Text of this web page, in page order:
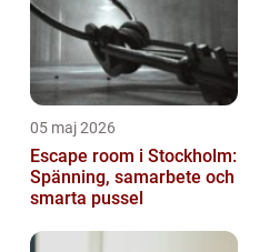
05 maj 2026
Escape room i Stockholm:
Spänning, samarbete och
smarta pussel